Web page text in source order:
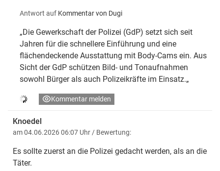
Antwort auf Kommentar von Dugi
„Die Gewerkschaft der Polizei (GdP) setzt sich seit
Jahren für die schnellere Einführung und eine
flächendeckende Ausstattung mit Body-Cams ein. Aus
Sicht der GdP schützen Bild- und Tonaufnahmen
sowohl Bürger als auch Polizeikräfte im Einsatz.„
Kommentar melden
Knoedel
am 04.06.2026 06:07 Uhr / Bewertung:
Es sollte zuerst an die Polizei gedacht werden, als an die
Täter.